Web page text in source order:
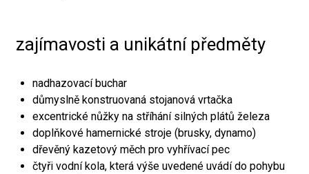
zajímavosti a unikátní předměty
nadhazovací buchar
důmyslně konstruovaná stojanová vrtačka
excentrické nůžky na stříhání silných plátů železa
doplňkové hamernické stroje (brusky, dynamo)
dřevěný kazetový měch pro vyhřívací pec
čtyři vodní kola, která výše uvedené uvádí do pohybu